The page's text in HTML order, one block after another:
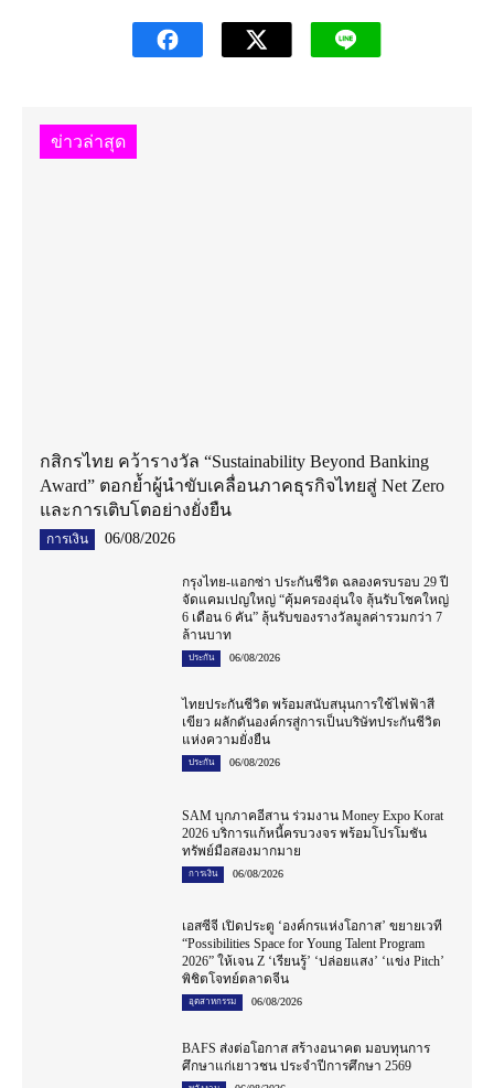
ข่าวล่าสุด
กสิกรไทย คว้ารางวัล “Sustainability Beyond Banking
Award” ตอกย้ำผู้นำขับเคลื่อนภาคธุรกิจไทยสู่ Net Zero
และการเติบโตอย่างยั่งยืน
การเงิน 06/08/2026
กรุงไทย-แอกซ่า ประกันชีวิต ฉลองครบรอบ 29 ปี
จัดแคมเปญใหญ่ “คุ้มครองอุ่นใจ ลุ้นรับโชคใหญ่
6 เดือน 6 คัน” ลุ้นรับของรางวัลมูลค่ารวมกว่า 7
ล้านบาท
ประกัน 06/08/2026
ไทยประกันชีวิต พร้อมสนับสนุนการใช้ไฟฟ้าสี
เขียว ผลักดันองค์กรสู่การเป็นบริษัทประกันชีวิต
แห่งความยั่งยืน
ประกัน 06/08/2026
SAM บุกภาคอีสาน ร่วมงาน Money Expo Korat
2026 บริการแก้หนี้ครบวงจร พร้อมโปรโมชัน
ทรัพย์มือสองมากมาย
การเงิน 06/08/2026
เอสซีจี เปิดประตู ‘องค์กรแห่งโอกาส’ ขยายเวที
“Possibilities Space for Young Talent Program
2026” ให้เจน Z ‘เรียนรู้’ ‘ปล่อยแสง’ ‘แข่ง Pitch’
พิชิตโจทย์ตลาดจีน
อุตสาหกรรม 06/08/2026
BAFS ส่งต่อโอกาส สร้างอนาคต มอบทุนการ
ศึกษาแก่เยาวชน ประจำปีการศึกษา 2569